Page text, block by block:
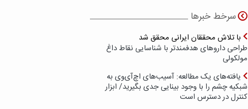
سرخط خبرها
با تلاش محققان ایرانی محقق شد
طراحی داروهای هدفمندتر با شناسایی نقاط داغ
مولکولی
یافته‌های یک مطالعه: آسیب‌های اچ‌آی‌وی به
شبکیه چشم را با وجود بینایی جدی بگیرید/ ابزار
کنترل در دسترس است